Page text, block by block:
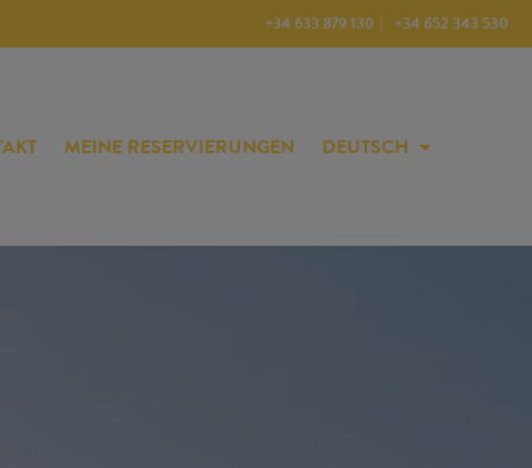
+34 652 343 530
+34 633 879 130
MEINE RESERVIERUNGEN DEUTSCH